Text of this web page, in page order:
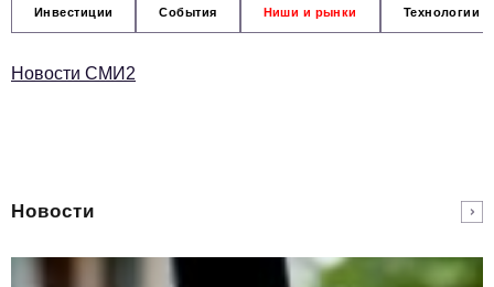
Инвестиции События Ниши и рынки Технологии
Новости СМИ2
Новости